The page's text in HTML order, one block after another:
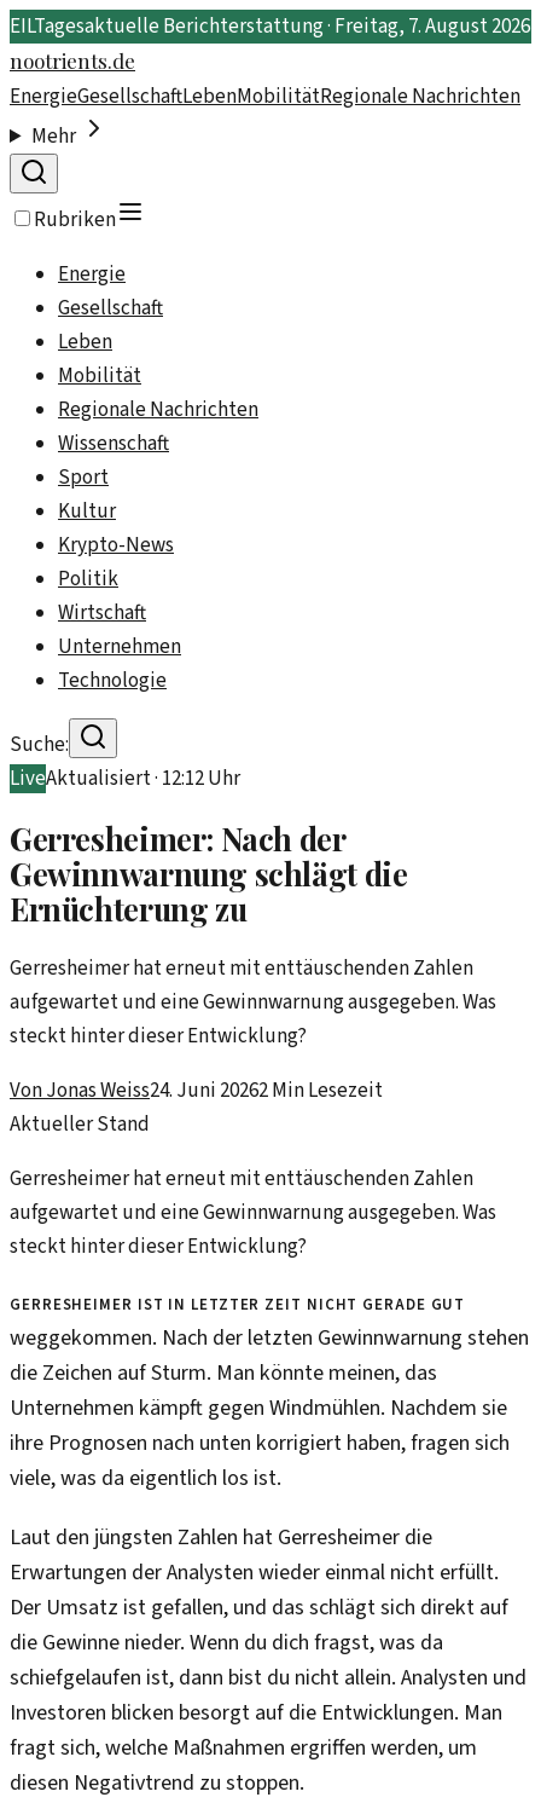
EILTagesaktuelle Berichterstattung · Freitag, 7. August 2026
nootrients.de
EnergieGesellschaftLebenMobilitätRegionale Nachrichten
Mehr
Rubriken
Energie
Gesellschaft
Leben
Mobilität
Regionale Nachrichten
Wissenschaft
Sport
Kultur
Krypto-News
Politik
Wirtschaft
Unternehmen
Technologie
Suche:
LiveAktualisiert · 12:12Uhr
Gerresheimer: Nach der
Gewinnwarnung schlägt die
Ernüchterung zu
Gerresheimer hat erneut mit enttäuschenden Zahlen
aufgewartet und eine Gewinnwarnung ausgegeben. Was
steckt hinter dieser Entwicklung?
VonJonas Weiss24. Juni 20262Min Lesezeit
Aktueller Stand
Gerresheimer hat erneut mit enttäuschenden Zahlen
aufgewartet und eine Gewinnwarnung ausgegeben. Was
steckt hinter dieser Entwicklung?
Gerresheimer ist in letzter Zeit nicht gerade gut
weggekommen. Nach der letzten Gewinnwarnung stehen
die Zeichen auf Sturm. Man könnte meinen, das
Unternehmen kämpft gegen Windmühlen. Nachdem sie
ihre Prognosen nach unten korrigiert haben, fragen sich
viele, was da eigentlich los ist.
Laut den jüngsten Zahlen hat Gerresheimer die
Erwartungen der Analysten wieder einmal nicht erfüllt.
Der Umsatz ist gefallen, und das schlägt sich direkt auf
die Gewinne nieder. Wenn du dich fragst, was da
schiefgelaufen ist, dann bist du nicht allein. Analysten und
Investoren blicken besorgt auf die Entwicklungen. Man
fragt sich, welche Maßnahmen ergriffen werden, um
diesen Negativtrend zu stoppen.